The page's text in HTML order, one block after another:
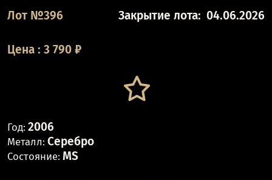
Лот №396 Закрытие лота: 04.06.2026
Цена : 3 790 ₽
Год: 2006
Металл: Серебро
Состояние: MS